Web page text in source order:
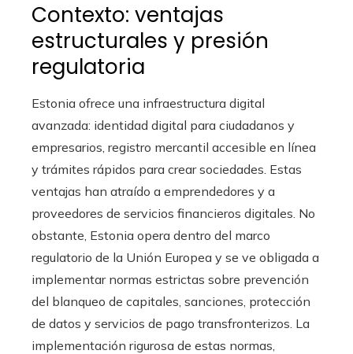
Contexto: ventajas
estructurales y presión
regulatoria
Estonia ofrece una infraestructura digital
avanzada: identidad digital para ciudadanos y
empresarios, registro mercantil accesible en línea
y trámites rápidos para crear sociedades. Estas
ventajas han atraído a emprendedores y a
proveedores de servicios financieros digitales. No
obstante, Estonia opera dentro del marco
regulatorio de la Unión Europea y se ve obligada a
implementar normas estrictas sobre prevención
del blanqueo de capitales, sanciones, protección
de datos y servicios de pago transfronterizos. La
implementación rigurosa de estas normas,